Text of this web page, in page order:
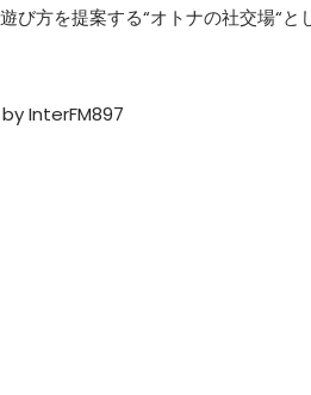
び方を提案する“オトナの社交場“と
InterFM897